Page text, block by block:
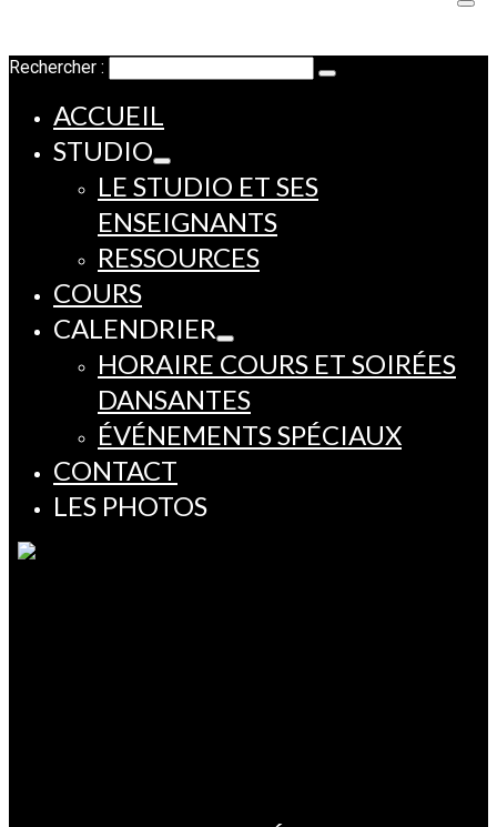
Rechercher :
ACCUEIL
STUDIO
LE STUDIO ET SES
ENSEIGNANTS
RESSOURCES
COURS
CALENDRIER
HORAIRE COURS ET SOIRÉES
DANSANTES
ÉVÉNEMENTS SPÉCIAUX
CONTACT
LES PHOTOS